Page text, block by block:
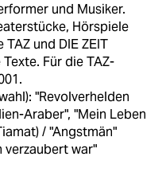
und Musiker.
Hörspiele
TAZ und DIE ZEIT
Für die TAZ-
"Revolverhelden
Araber", "Mein Leben
/ "Angstmän"
verzaubert war"